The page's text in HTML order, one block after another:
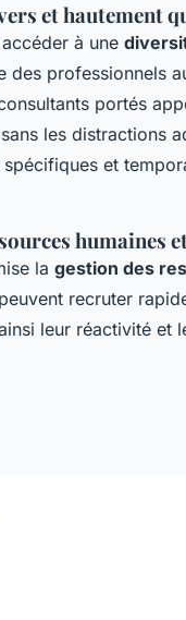
et hautement
à une
des professionnels
portés
les distractions
et
humaines
la gestion des
recruter
leur réactivité et